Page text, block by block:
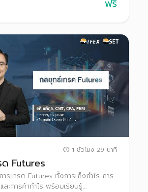
ฟรี
1 ชั่วโมง 29 นาที
Futures
รเทรด Futures ทั้งการเก็งกําไร การ
ละการค้ากําไร พร้อมเรียนรู้